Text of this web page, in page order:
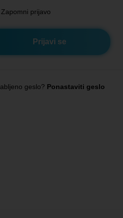
Zapomni prijavo
geslo? Ponastaviti geslo